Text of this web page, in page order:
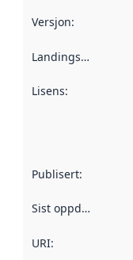
Versjon:
Landingsside
Lisens:
Publisert:
Sist oppdatert
URI: